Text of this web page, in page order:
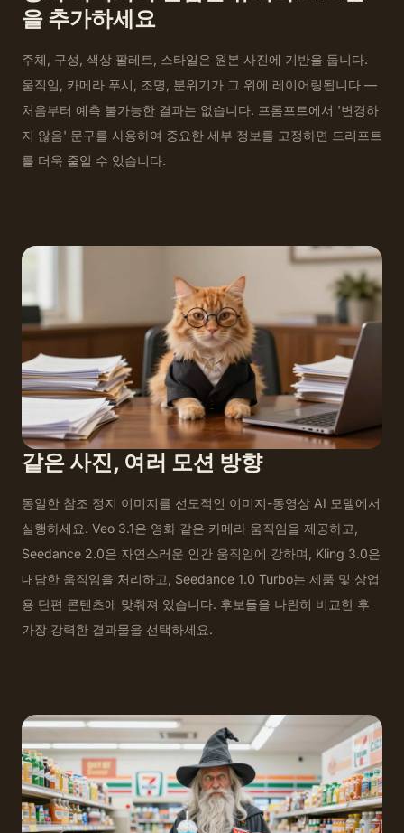
을 추가하세요
주체, 구성, 색상 팔레트, 스타일은 원본 사진에 기반을 둡니다.
움직임, 카메라 푸시, 조명, 분위기가 그 위에 레이어링됩니다 —
처음부터 예측 불가능한 결과는 없습니다. 프롬프트에서 '변경하
지 않음' 문구를 사용하여 중요한 세부 정보를 고정하면 드리프트
를 더욱 줄일 수 있습니다.
같은 사진, 여러 모션 방향
동일한 참조 정지 이미지를 선도적인 이미지-동영상 AI 모델에서
실행하세요. Veo 3.1은 영화 같은 카메라 움직임을 제공하고,
Seedance 2.0은 자연스러운 인간 움직임에 강하며, Kling 3.0은
대담한 움직임을 처리하고, Seedance 1.0 Turbo는 제품 및 상업
용 단편 콘텐츠에 맞춰져 있습니다. 후보들을 나란히 비교한 후
가장 강력한 결과물을 선택하세요.